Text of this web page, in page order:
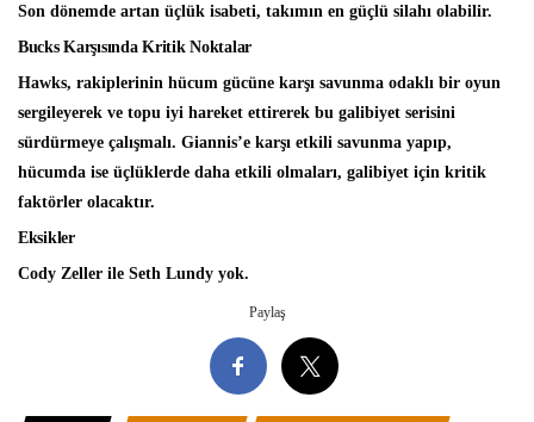
Son dönemde artan üçlük isabeti, takımın en güçlü silahı olabilir.
Bucks Karşısında Kritik Noktalar
Hawks, rakiplerinin hücum gücüne karşı savunma odaklı bir oyun
sergileyerek ve topu iyi hareket ettirerek bu galibiyet serisini
sürdürmeye çalışmalı. Giannis’e karşı etkili savunma yapıp,
hücumda ise üçlüklerde daha etkili olmaları, galibiyet için kritik
faktörler olacaktır.
Eksikler
Cody Zeller ile Seth Lundy yok.
Paylaş